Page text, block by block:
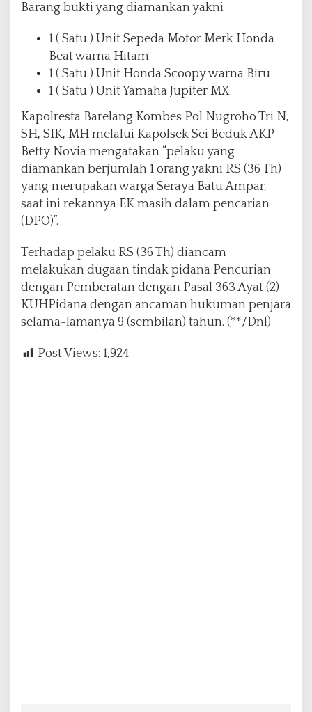
Barang bukti yang diamankan yakni
1 ( Satu ) Unit Sepeda Motor Merk Honda
Beat warna Hitam
1 ( Satu ) Unit Honda Scoopy warna Biru
1 ( Satu ) Unit Yamaha Jupiter MX
Kapolresta Barelang Kombes Pol Nugroho Tri N,
SH, SIK, MH melalui Kapolsek Sei Beduk AKP
Betty Novia mengatakan “pelaku yang
diamankan berjumlah 1 orang yakni RS (36 Th)
yang merupakan warga Seraya Batu Ampar,
saat ini rekannya EK masih dalam pencarian
(DPO)”.
Terhadap pelaku RS (36 Th) diancam
melakukan dugaan tindak pidana Pencurian
dengan Pemberatan dengan Pasal 363 Ayat (2)
KUHPidana dengan ancaman hukuman penjara
selama-lamanya 9 (sembilan) tahun. (**/Dnl)
Post Views: 1,924